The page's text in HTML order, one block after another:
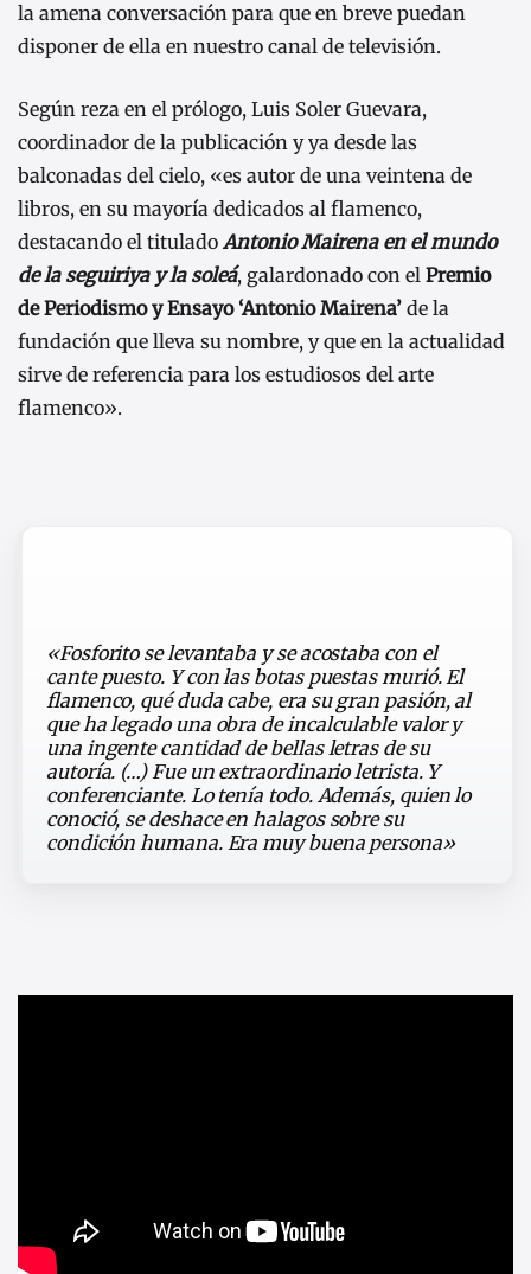
la amena conversación para que en breve puedan
disponer de ella en nuestro canal de televisión.
Según reza en el prólogo, Luis Soler Guevara,
coordinador de la publicación y ya desde las
balconadas del cielo, «es autor de una veintena de
libros, en su mayoría dedicados al flamenco,
destacando el titulado Antonio Mairena en el mundo
de la seguiriya y la soleá, galardonado con el Premio
de Periodismo y Ensayo ‘Antonio Mairena’ de la
fundación que lleva su nombre, y que en la actualidad
sirve de referencia para los estudiosos del arte
flamenco».
«Fosforito se levantaba y se acostaba con el
cante puesto. Y con las botas puestas murió. El
flamenco, qué duda cabe, era su gran pasión, al
que ha legado una obra de incalculable valor y
una ingente cantidad de bellas letras de su
autoría. (…) Fue un extraordinario letrista. Y
conferenciante. Lo tenía todo. Además, quien lo
conoció, se deshace en halagos sobre su
condición humana. Era muy buena persona»